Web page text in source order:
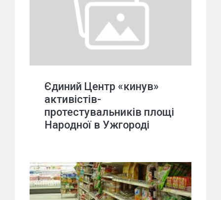
Єдиний Центр «кинув»
активістів-
протестувальників площі
Народної в Ужгороді